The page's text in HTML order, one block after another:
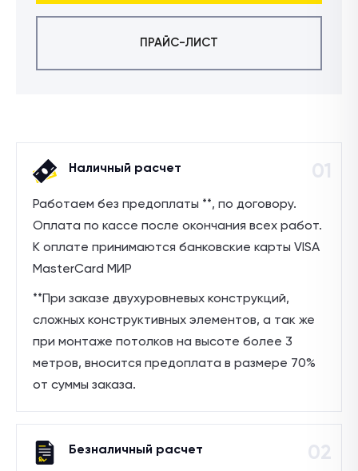
ПРАЙС-ЛИСТ
01
Наличный расчет
Работаем без предоплаты **, по договору.
Оплата по кассе после окончания всех работ.
К оплате принимаются банковские карты VISA
MasterCard МИР
**При заказе двухуровневых конструкций,
сложных конструктивных элементов, а так же
при монтаже потолков на высоте более 3
метров, вносится предоплата в размере 70%
от суммы заказа.
02
Безналичный расчет